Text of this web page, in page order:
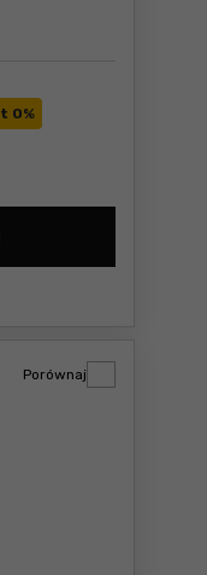
0%
warsztatowy
Porównaj